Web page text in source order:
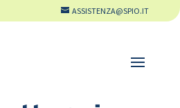
ASSISTENZA@SPIO.IT